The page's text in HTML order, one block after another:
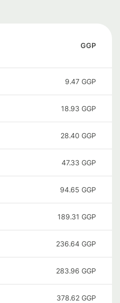
GGP
9.47 GGP
18.93 GGP
28.40 GGP
47.33 GGP
94.65 GGP
189.31 GGP
236.64 GGP
283.96 GGP
378.62 GGP